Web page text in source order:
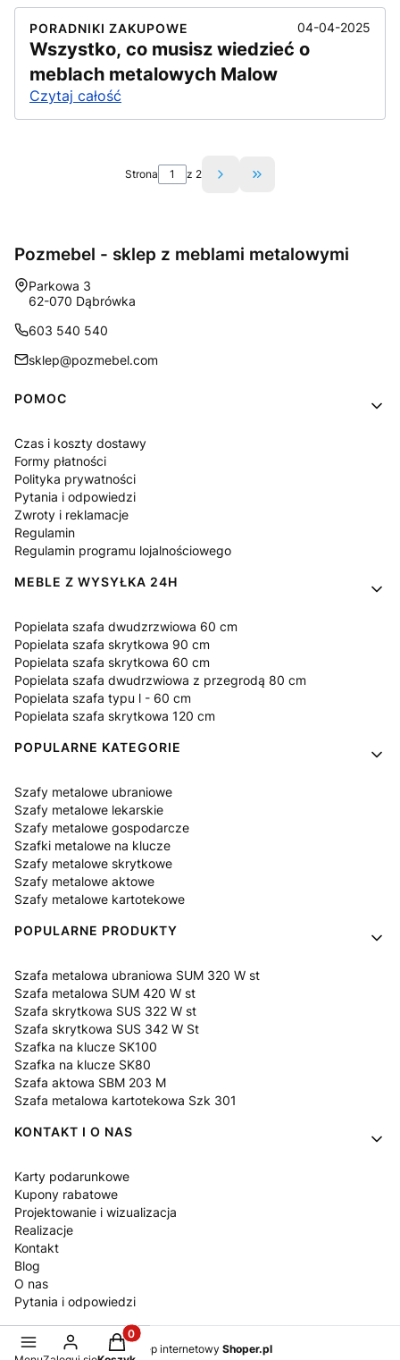
PORADNIKI ZAKUPOWE 04-04-2025
Wszystko, co musisz wiedzieć o
meblach metalowych Malow
Czytaj całość
Strona z 2 Przejdź do ostatniej
Pozmebel - sklep z meblami metalowymi
Adres:
Parkowa 3
62-070 Dąbrówka
603 540 540
sklep@pozmebel.com
Linki w stopce
POMOC
Czas i koszty dostawy
Formy płatności
Polityka prywatności
Pytania i odpowiedzi
Zwroty i reklamacje
Regulamin
Regulamin programu lojalnościowego
MEBLE Z WYSYŁKA 24H
Popielata szafa dwudzrzwiowa 60 cm
Popielata szafa skrytkowa 90 cm
Popielata szafa skrytkowa 60 cm
Popielata szafa dwudrzwiowa z przegrodą 80 cm
Popielata szafa typu l - 60 cm
Popielata szafa skrytkowa 120 cm
POPULARNE KATEGORIE
Szafy metalowe ubraniowe
Szafy metalowe lekarskie
Szafy metalowe gospodarcze
Szafki metalowe na klucze
Szafy metalowe skrytkowe
Szafy metalowe aktowe
Szafy metalowe kartotekowe
POPULARNE PRODUKTY
Szafa metalowa ubraniowa SUM 320 W st
Szafa metalowa SUM 420 W st
Szafa skrytkowa SUS 322 W st
Szafa skrytkowa SUS 342 W St
Szafka na klucze SK100
Szafka na klucze SK80
Szafa aktowa SBM 203 M
Szafa metalowa kartotekowa Szk 301
KONTAKT I O NAS
Karty podarunkowe
Kupony rabatowe
Projektowanie i wizualizacja
Realizacje
Kontakt
Blog
O nas
Pytania i odpowiedzi
Sklep internetowy Shoper.pl
Produkty w koszyku: 0. Zobacz szczegóły